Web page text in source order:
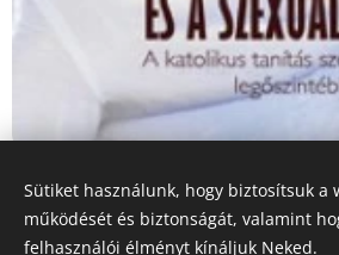
Sütiket használunk, hogy biztosítsuk a
működését és biztonságát, valamint
felhasználói élményt kínáljuk Neked.